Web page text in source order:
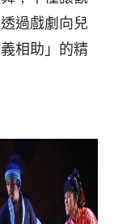
過戲劇向兒
相助」的精